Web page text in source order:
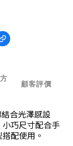
顧客評價
合光澤感設
巧尺寸配合手
配使用。